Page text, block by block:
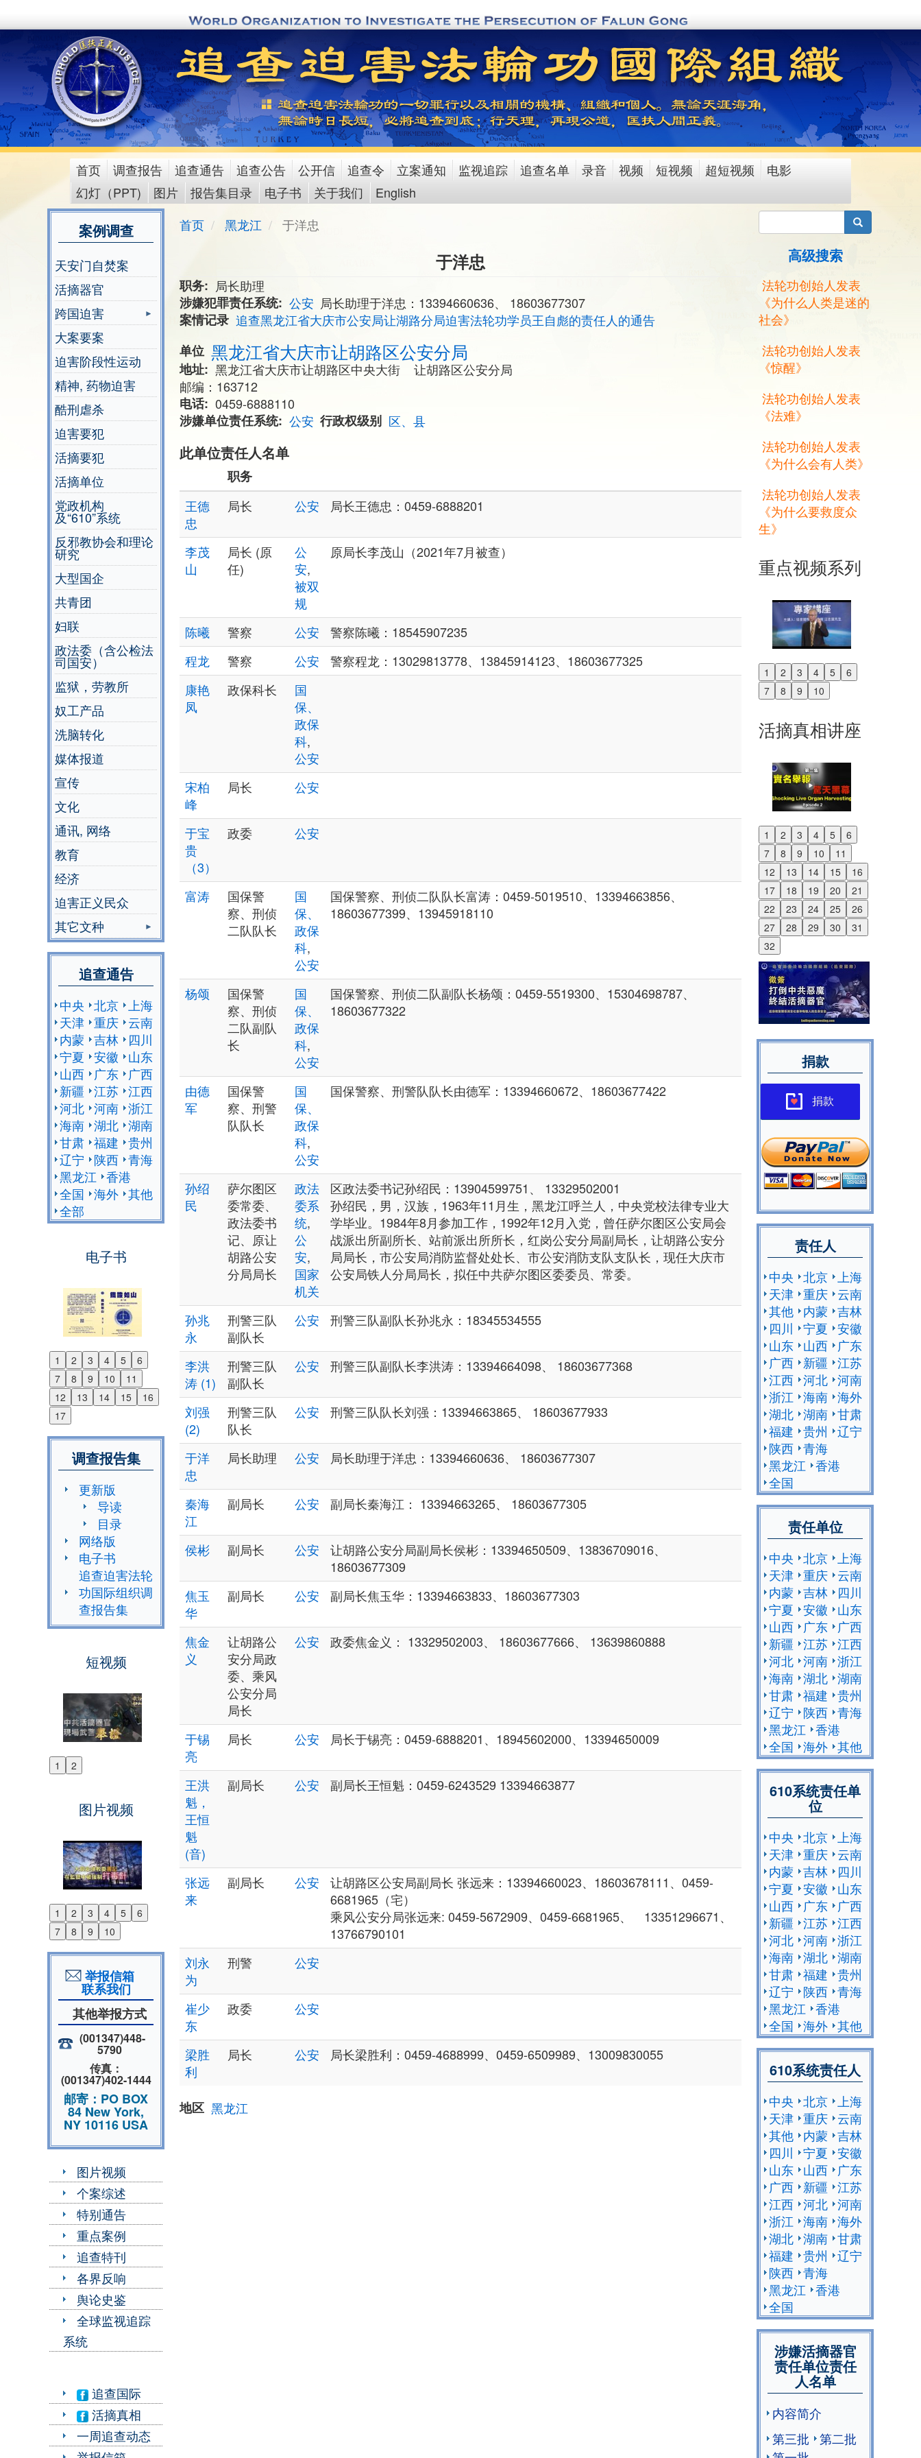
to
content
main
menu
首页 调查报告 追查通告 追查公告 公开信 追查令 立案通知 监视追踪 追查名单 录音 视频 短视频 超短视频
电影
幻灯（PPT)
图片 报告集目录 电子书 关于我们 English
案例调查
天安门自焚案
活摘器官
跨国迫害
大案要案
迫害阶段性运动
精神, 药物迫害
酷刑虐杀
迫害要犯
活摘要犯
活摘单位
党政机构
及“610”系统
反邪教协会和理论
研究
大型国企
共青团
妇联
政法委（含公检法
司国安）
监狱，劳教所
奴工产品
洗脑转化
媒体报道
宣传
文化
通讯, 网络
教育
经济
迫害正义民众
其它文种
追查通告
中央 北京 上海
天津 重庆 云南
内蒙 吉林
四川
宁夏 安徽
山东
山西
广东
广西
新疆 江苏 江西
河北 河南 浙江
海南 湖北 湖南
甘肃 福建 贵州
辽宁
陕西 青海
黑龙江 香港
全国 海外 其他
全部
电子书
1 2 3 4 5
6
7
8 9 10
11
12
13 14 15
16
17
Previous
Next
调查报告集
更新版
导读
目录
网络版
电子书
追查迫害法轮
功国际组织调
查报告集
短视频
1 2
Previous
图片视频
1 2 3 4 5
6
7
8 9 10
Previous
Next
举报信箱
联系我们
其他举报方式
(001347)448-
5790
传真：
(001347)402-1444
邮寄：PO BOX
84 New York,
NY 10116 USA
图片视频
个案综述
特别通告
重点案例
追查特刊
各界反响
舆论史鉴
全球监视追踪
系统
追查国际
活摘真相
一周追查动态
首页 黑龙江 于洋忠
于洋忠
职务
局长助理
涉嫌犯罪责任系统
公安 局长助理于洋忠：13394660636、 18603677307
案情记录 追查黑龙江省大庆市公安局让湖路分局迫害法轮功学员王自彪的责任人的通告
单位 黑龙江省大庆市让胡路区公安分局
地址
黑龙江省大庆市让胡路区中央大街 让胡路区公安分局
邮编：163712
电话
0459-6888110
涉嫌单位责任系统
公安 行政权级别 区、县
此单位责任人名单
职务
王德
忠
局长 公安 局长王德忠：0459-6888201
李茂
山
局长 (原
任)
公
安,
被双
规
原局长李茂山（2021年7月被查）
陈曦 警察 公安
警察陈曦：18545907235
程龙
警察 公安
警察程龙：13029813778、13845914123、18603677325
康艳
凤
政保科长
国
保、
政保
科,
公安
宋柏
峰
局长 公安
于宝
贵
（3）
政委 公安
富涛
国保警
察、刑侦
二队队长
国
保、
政保
科,
公安
国保警察、刑侦二队队长富涛：0459-5019510、13394663856、
18603677399、13945918110
杨颂
国保警
察、刑侦
二队副队
长
国
保、
政保
科,
公安
国保警察、刑侦二队副队长杨颂：0459-5519300、15304698787、
18603677322
由德
军
国保警
察、刑警
队队长
国
保、
政保
科,
公安
国保警察、刑警队队长由德军：13394660672、18603677422
孙绍
民
萨尔图区
委常委、
政法委书
记、原让
胡路公安
分局局长
政法
委系
统,
公
安,
国家
机关
区政法委书记孙绍民：13904599751、 13329502001
孙绍民，男，汉族，1963年11月生，黑龙江呼兰人，中央党校法律专业大
学毕业。1984年8月参加工作，1992年12月入党，曾任萨尔图区公安局会
战派出所副所长、站前派出所所长，红岗公安分局副局长，让胡路公安分
局局长，市公安局消防监督处处长、市公安消防支队支队长，现任大庆市
公安局铁人分局局长，拟任中共萨尔图区委委员、常委。
孙兆
永
刑警三队
副队长
公安 刑警三队副队长孙兆永：18345534555
李洪
涛 (1)
刑警三队
副队长
公安 刑警三队副队长李洪涛：13394664098、 18603677368
刘强
(2)
刑警三队
队长
公安 刑警三队队长刘强：13394663865、 18603677933
于洋
忠
局长助理 公安 局长助理于洋忠：13394660636、 18603677307
秦海
江
副局长 公安 副局长秦海江： 13394663265、 18603677305
侯彬 副局长 公安
让胡路公安分局副局长侯彬：13394650509、13836709016、
18603677309
焦玉
华
副局长 公安 副局长焦玉华：13394663833、18603677303
焦金
义
让胡路公
安分局政
委、乘风
公安分局
局长
公安 政委焦金义： 13329502003、 18603677666、 13639860888
于锡
亮
局长 公安 局长于锡亮：0459-6888201、18945602000、13394650009
王洪
魁，
王恒
魁
(音)
副局长 公安 副局长王恒魁：0459-6243529 13394663877
张远
来
副局长 公安
让胡路区公安局副局长 张远来：13394660023、18603678111、0459-
6681965（宅）
乘风公安分局张远来: 0459-5672909、0459-6681965、 13351296671、
13766790101
刘永
为
刑警 公安
崔少
东
政委 公安
梁胜
利
局长 公安 局长梁胜利：0459-4688999、0459-6509989、13009830055
地区 黑龙江
搜索
高级搜索
法轮功创始人发表
《为什么人类是迷的
社会》
法轮功创始人发表
《惊醒》
法轮功创始人发表
《法难》
法轮功创始人发表
《为什么会有人类》
法轮功创始人发表
《为什么要救度众
生》
重点视频系列
1 2 3 4 5
6
7
8 9 10
Previous
Next
活摘真相讲座
1 2 3 4 5
6
7
8 9 10
11
12
13 14 15
16
17
18 19 20
21
22
23 24 25
26
27
28 29 30
31
32
Previous
Next
捐款
捐款
责任人
中央 北京
上海
天津 重庆 云南
其他 内蒙 吉林
四川
宁夏 安徽
山东 山西
广东
广西 新疆 江苏
江西 河北 河南
浙江 海南 海外
湖北 湖南 甘肃
福建 贵州
辽宁
陕西 青海
黑龙江 香港
全国
责任单位
中央 北京
上海
天津 重庆 云南
内蒙 吉林
四川
宁夏 安徽
山东
山西
广东
广西
新疆 江苏 江西
河北 河南 浙江
海南 湖北 湖南
甘肃 福建 贵州
辽宁
陕西 青海
黑龙江 香港
全国 海外 其他
610系统责任单
位
中央 北京
上海
天津 重庆 云南
内蒙 吉林
四川
宁夏 安徽
山东
山西
广东
广西
新疆 江苏 江西
河北 河南 浙江
海南 湖北 湖南
甘肃 福建 贵州
辽宁
陕西 青海
黑龙江 香港
全国 海外 其他
610系统责任人
中央 北京
上海
天津 重庆 云南
其他 内蒙 吉林
四川
宁夏 安徽
山东 山西
广东
广西 新疆 江苏
江西 河北 河南
浙江 海南 海外
湖北 湖南 甘肃
福建 贵州
辽宁
陕西 青海
黑龙江 香港
全国
涉嫌活摘器官
责任单位责任
人名单
内容简介
第三批
第二批